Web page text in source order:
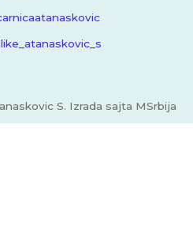
S. Izrada sajta MSrbija